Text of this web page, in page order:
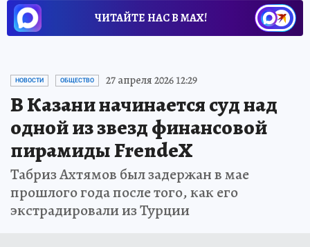
ЧИТАЙТЕ НАС В МАХ!
НОВОСТИ ОБЩЕСТВО 27 апреля 2026 12:29
В Казани начинается суд над
одной из звезд финансовой
пирамиды FrendeX
Табриз Ахтямов был задержан в мае
прошлого года после того, как его
экстрадировали из Турции